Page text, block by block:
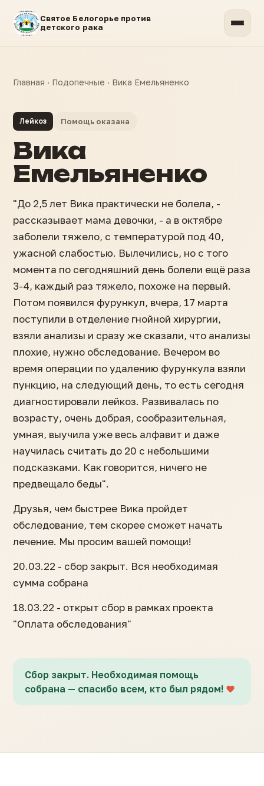
Святое Белогорье против
детского рака
Главная · Подопечные · Вика Емельяненко
Лейкоз Помощь оказана
Вика
Емельяненко
"До 2,5 лет Вика практически не болела, -
рассказывает мама девочки, - а в октябре
заболели тяжело, с температурой под 40,
ужасной слабостью. Вылечились, но с того
момента по сегодняшний день болели ещё раза
3-4, каждый раз тяжело, похоже на первый.
Потом появился фурункул, вчера, 17 марта
поступили в отделение гнойной хирургии,
взяли анализы и сразу же сказали, что анализы
плохие, нужно обследование. Вечером во
время операции по удалению фурункула взяли
пункцию, на следующий день, то есть сегодня
диагностировали лейкоз. Развивалась по
возрасту, очень добрая, сообразительная,
умная, выучила уже весь алфавит и даже
научилась считать до 20 с небольшими
подсказками. Как говорится, ничего не
предвещало беды".
Друзья, чем быстрее Вика пройдет
обследование, тем скорее сможет начать
лечение. Мы просим вашей помощи!
20.03.22 - сбор закрыт. Вся необходимая
сумма собрана
18.03.22 - открыт сбор в рамках проекта
"Оплата обследования"
Сбор закрыт. Необходимая помощь
собрана — спасибо всем, кто был рядом!